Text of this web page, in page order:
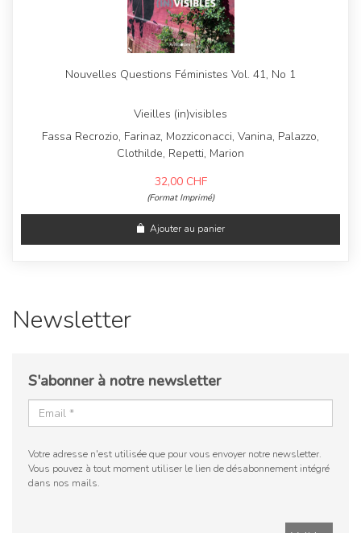
Nouvelles Questions Féministes Vol. 41, No 1
Vieilles (in)visibles
Fassa Recrozio, Farinaz, Mozziconacci, Vanina, Palazzo,
Clothilde, Repetti, Marion
32,00 CHF
(Format Imprimé)
Ajouter au panier
Newsletter
S'abonner à notre newsletter
Votre adresse n'est utilisée que pour vous envoyer notre newsletter.
Vous pouvez à tout moment utiliser le lien de désabonnement intégré
dans nos mails.